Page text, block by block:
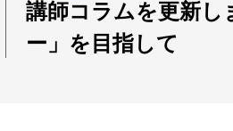
講師コラムを更新
ー」を目指して